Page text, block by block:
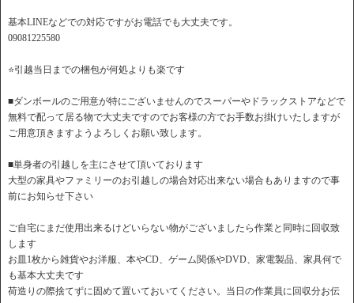
基本LINEなどでの対応ですがお電話でも大丈夫です。
09081225580
⭐️引越当日までの梱包が何処よりも楽です
■ダンボールのご用意が特にございませんのでスーパーやドラックストアなどで
無料で配って居る物で大丈夫ですのでお客様の方でお手数お掛けいたしますが
ご用意頂きますようよろしくお願い致します。
■単身者の引越しを主にさせて頂いております
大型の家具やファミリーのお引越しの場合対応出来ない場合もありますので事
前にお知らせ下さい
ご自宅にまだ使用出来るけどいらない物がございましたら作業と同時に回収致
します
お皿1枚から雑貨やお洋服、本やCD、ゲーム関係やDVD、家電製品、家具何で
も基本大丈夫です
荷造りの際捨てずに固めて置いておいてください。当日の作業員に回収分お伝